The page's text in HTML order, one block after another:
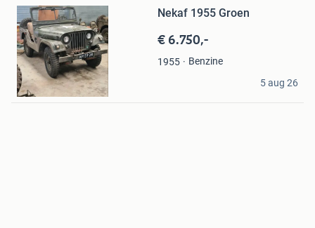
Mijn
Favorieten
Nekaf 1955 Groen
€ 6.750,-
1955
Benzine
Combat Havelte
Onna
5 aug 26